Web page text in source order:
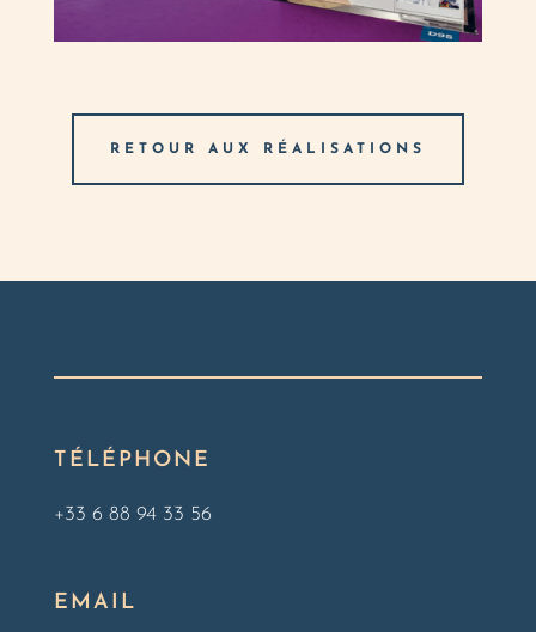
RETOUR AUX RÉALISATIONS
TÉLÉPHONE
+33 6 88 94 33 56
EMAIL